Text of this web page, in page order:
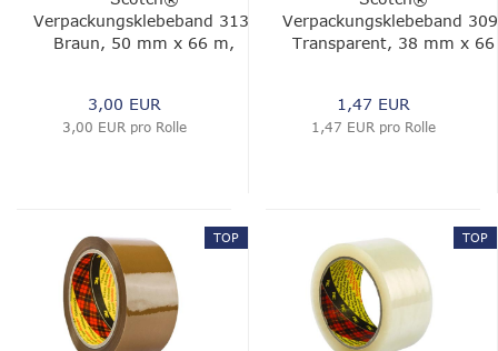
Verpackungsklebeband 313,
Braun, 50 mm x 66 m,
3,00 EUR
3,00 EUR pro Rolle
Verpackungsklebeband
Transparent, 38 mm x 66
1,47 EUR
1,47 EUR pro Rolle
TOP TOP